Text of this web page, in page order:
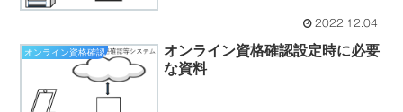
2022.12.04
オンライン資格確認
オンライン資格確認設定時に必要
な資料